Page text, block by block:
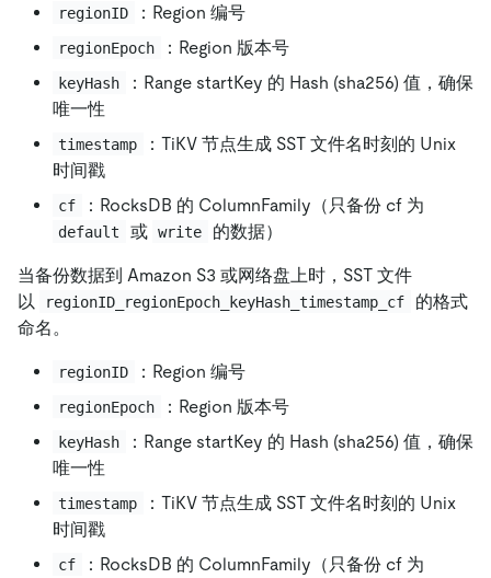
regionID ：Region 编号
regionEpoch ：Region 版本号
keyHash
：Range startKey 的 Hash (sha256) 值，确保
唯一性
timestamp
：TiKV 节点生成 SST 文件名时刻的 Unix
时间戳
cf ：RocksDB 的 ColumnFamily（只备份 cf 为
default 或 write 的数据）
当备份数据到 Amazon S3 或网络盘上时，SST 文件
以
regionID_regionEpoch_keyHash_timestamp_cf
的格式
命名。
regionID ：Region 编号
regionEpoch ：Region 版本号
keyHash
：Range startKey 的 Hash (sha256) 值，确保
唯一性
timestamp
：TiKV 节点生成 SST 文件名时刻的 Unix
时间戳
cf ：RocksDB 的 ColumnFamily（只备份 cf 为